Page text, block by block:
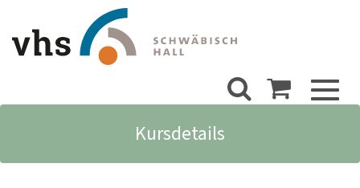
Kursdetails